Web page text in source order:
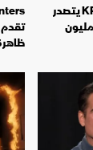
KPop Demon Hunters يتصدر
تاريخ نتفليكس بـ482 مليون
تقدم